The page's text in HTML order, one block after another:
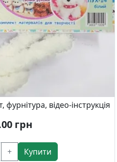
відео-інструкція
грн
+
Купити